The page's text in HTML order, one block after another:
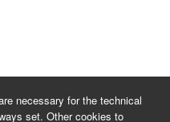
necessary for the technical
set. Other cookies to